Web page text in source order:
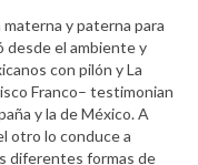
y paterna para
desde el ambiente y
con pilón y La
Franco– testimonian
y la de México. A
otro lo conduce a
diferentes formas de